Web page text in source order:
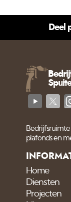
Deel
plafonds en
Home
Diensten
Projecten